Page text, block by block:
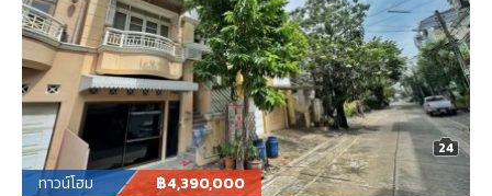
24
ทาวน์โฮม ฿4,390,000